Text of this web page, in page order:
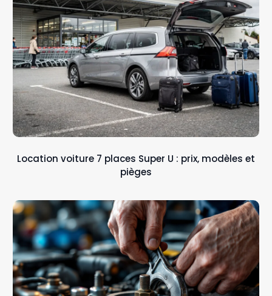
Location voiture 7 places Super U : prix, modèles et
pièges